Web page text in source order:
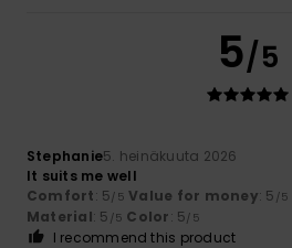
5/5
Stephanie5. heinäkuuta 2026
It suits me well
Comfort: 5/5 Value for money: 5 /5
Material: 5 /5 Color: 5/5
I recommend this product